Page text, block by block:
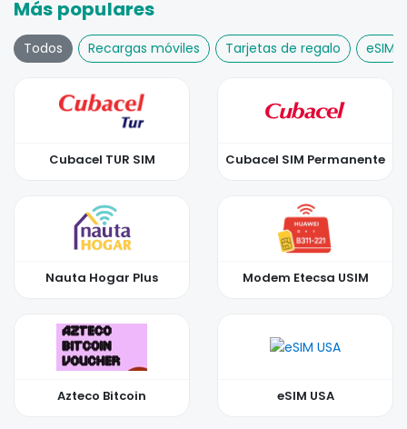
Más populares
Todos Recargas móviles Tarjetas de regalo eSIM
Cubacel TUR SIM Cubacel SIM Permanente
Nauta Hogar Plus Modem Etecsa USIM
Azteco Bitcoin eSIM USA